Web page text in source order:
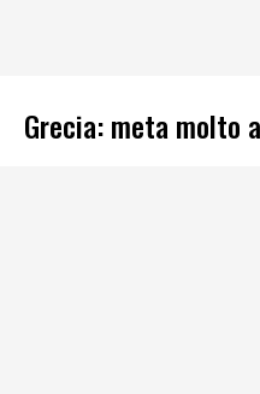
Grecia: meta molto